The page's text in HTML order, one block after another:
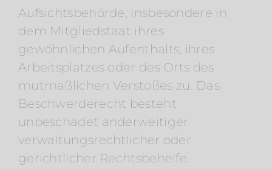
Aufsichtsbehörde, insbesondere in
dem Mitgliedstaat ihres
gewöhnlichen Aufenthalts, ihres
Arbeitsplatzes oder des Orts des
mutmaßlichen Verstoßes zu. Das
Beschwerderecht besteht
unbeschadet anderweitiger
verwaltungsrechtlicher oder
gerichtlicher Rechtsbehelfe.